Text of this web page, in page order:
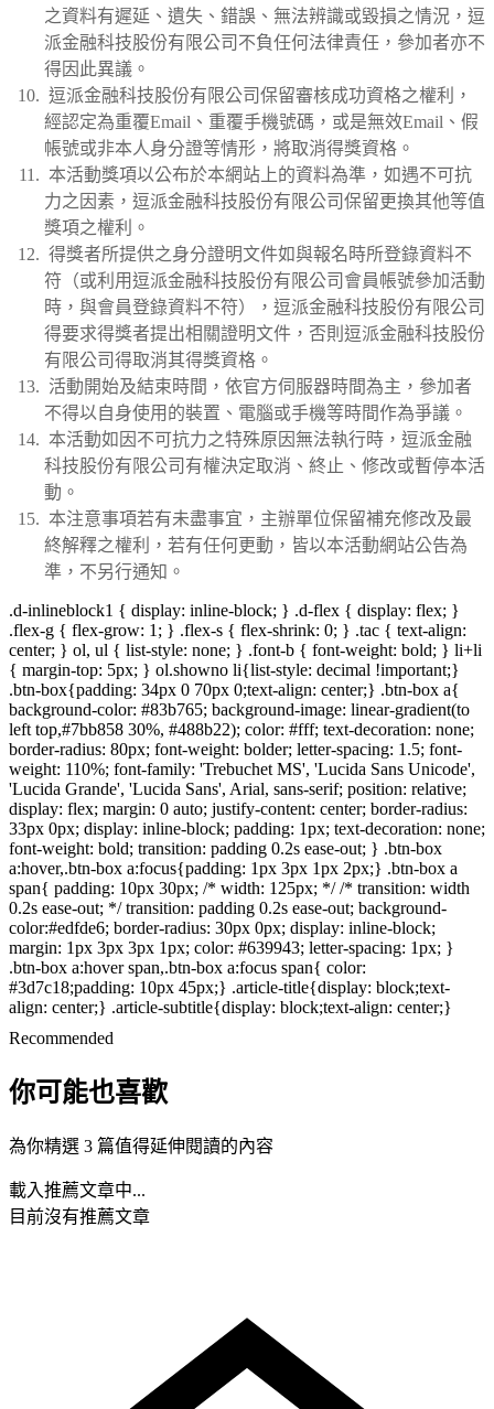
之資料有遲延、遺失、錯誤、無法辨識或毀損之情況，逗
派金融科技股份有限公司不負任何法律責任，參加者亦不
得因此異議。
逗派金融科技股份有限公司保留審核成功資格之權利，
經認定為重覆Email、重覆手機號碼，或是無效Email、假
帳號或⾮本人⾝分證等情形，將取消得獎資格。
本活動獎項以公布於本網站上的資料為準，如遇不可抗
力之因素，逗派金融科技股份有限公司保留更換其他等值
獎項之權利。
得獎者所提供之⾝分證明⽂件如與報名時所登錄資料不
符（或利用逗派金融科技股份有限公司會員帳號參加活動
時，與會員登錄資料不符），逗派金融科技股份有限公司
得要求得獎者提出相關證明⽂件，否則逗派金融科技股份
有限公司得取消其得獎資格。
活動開始及結束時間，依官方伺服器時間為主，參加者
不得以⾃⾝使用的裝置、電腦或手機等時間作為爭議。
本活動如因不可抗⼒之特殊原因無法執⾏時，逗派金融
科技股份有限公司有權決定取消、終⽌、修改或暫停本活
動。
本注意事項若有未盡事宜，主辦單位保留補充修改及最
終解釋之權利，若有任何更動，皆以本活動網站公告為
準，不另⾏通知。
.d-inlineblock1 { display: inline-block; } .d-flex { display: flex; }
.flex-g { flex-grow: 1; } .flex-s { flex-shrink: 0; } .tac { text-align:
center; } ol, ul { list-style: none; } .font-b { font-weight: bold; } li+li
{ margin-top: 5px; } ol.showno li{list-style: decimal !important;}
.btn-box{padding: 34px 0 70px 0;text-align: center;} .btn-box a{
background-color: #83b765; background-image: linear-gradient(to
left top,#7bb858 30%, #488b22); color: #fff; text-decoration: none;
border-radius: 80px; font-weight: bolder; letter-spacing: 1.5; font-
weight: 110%; font-family: 'Trebuchet MS', 'Lucida Sans Unicode',
'Lucida Grande', 'Lucida Sans', Arial, sans-serif; position: relative;
display: flex; margin: 0 auto; justify-content: center; border-radius:
33px 0px; display: inline-block; padding: 1px; text-decoration: none;
font-weight: bold; transition: padding 0.2s ease-out; } .btn-box
a:hover,.btn-box a:focus{padding: 1px 3px 1px 2px;} .btn-box a
span{ padding: 10px 30px; /* width: 125px; */ /* transition: width
0.2s ease-out; */ transition: padding 0.2s ease-out; background-
color:#edfde6; border-radius: 30px 0px; display: inline-block;
margin: 1px 3px 3px 1px; color: #639943; letter-spacing: 1px; }
.btn-box a:hover span,.btn-box a:focus span{ color:
#3d7c18;padding: 10px 45px;} .article-title{display: block;text-
align: center;} .article-subtitle{display: block;text-align: center;}
Recommended
你可能也喜歡
為你精選 3 篇值得延伸閱讀的內容
載入推薦文章中...
目前沒有推薦文章